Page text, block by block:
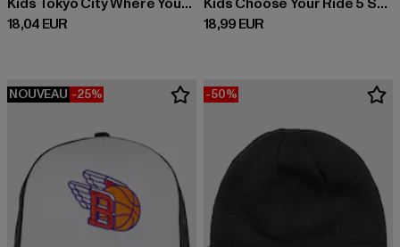
18,04 EUR
Prix courant: 18,04 EUR
18,99 EUR
Prix courant: 18,99 EUR
NOUVEAU -25% -50%